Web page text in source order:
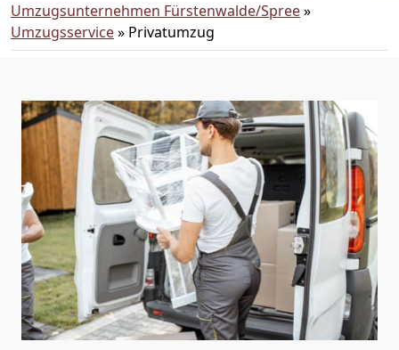
Umzugsunternehmen Fürstenwalde/Spree»
Umzugsservice» Privatumzug